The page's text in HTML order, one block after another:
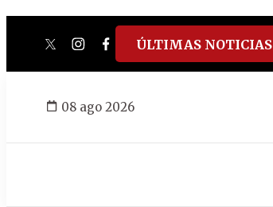
twitterinstagram
facebook
tiktokyoutube
spotify
ÚLTIMAS NOTICIAS
08 ago 2026